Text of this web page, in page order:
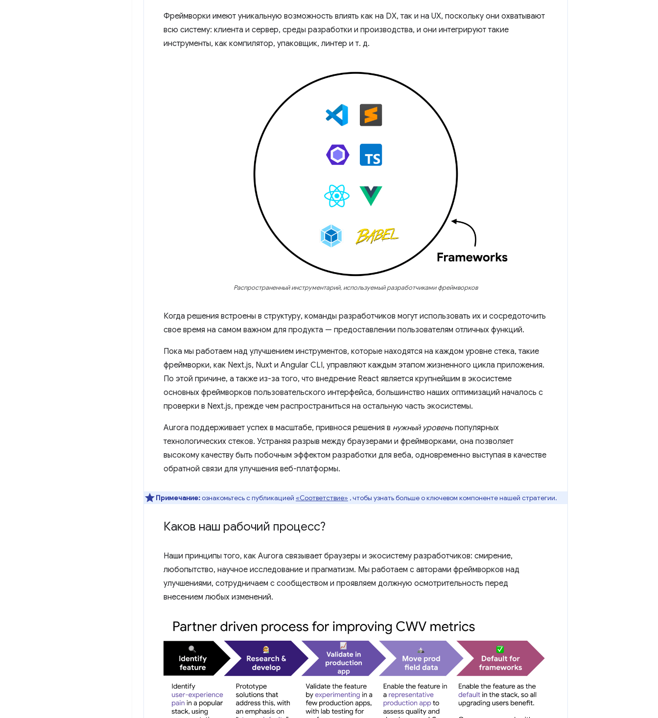
Фреймворки имеют уникальную возможность влиять как на DX, так и на UX, поскольку они охватывают
всю систему: клиента и сервер, среды разработки и производства, и они интегрируют такие
инструменты, как компилятор, упаковщик, линтер и т. д.
Распространенный инструментарий, используемый разработчиками фреймворков
Когда решения встроены в структуру, команды разработчиков могут использовать их и сосредоточить
свое время на самом важном для продукта — предоставлении пользователям отличных функций.
Пока мы работаем над улучшением инструментов, которые находятся на каждом уровне стека, такие
фреймворки, как Next.js, Nuxt и Angular CLI, управляют каждым этапом жизненного цикла приложения.
По этой причине, а также из-за того, что внедрение React является крупнейшим в экосистеме
основных фреймворков пользовательского интерфейса, большинство наших оптимизаций началось с
проверки в Next.js, прежде чем распространиться на остальную часть экосистемы.
Aurora поддерживает успех в масштабе, привнося решения в нужный уровень популярных
технологических стеков. Устраняя разрыв между браузерами и фреймворками, она позволяет
высокому качеству быть побочным эффектом разработки для веба, одновременно выступая в качестве
обратной связи для улучшения веб-платформы.
Примечание:ознакомьтесь с публикацией «Соответствие» , чтобы узнать больше о ключевом компоненте нашей стратегии.
Каков наш рабочий процесс?
Наши принципы того, как Aurora связывает браузеры и экосистему разработчиков: смирение,
любопытство, научное исследование и прагматизм. Мы работаем с авторами фреймворков над
улучшениями, сотрудничаем с сообществом и проявляем должную осмотрительность перед
внесением любых изменений.